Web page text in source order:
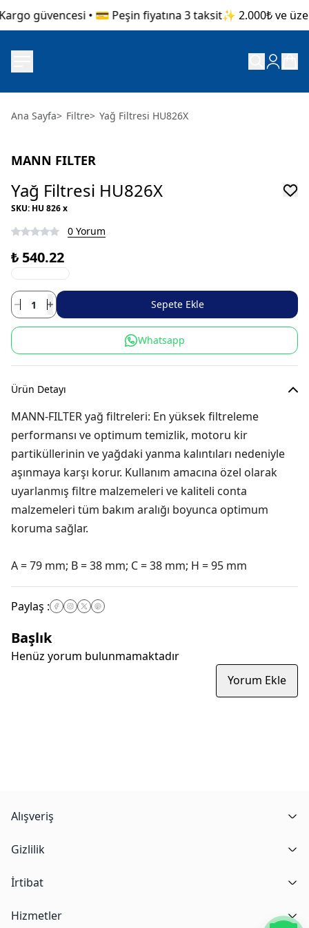
güvencesi • 💳 Peşin fiyatına 3 taksit✨ 2.000₺ ve
Ana Sayfa> Filtre> Yağ Filtresi HU826X
MANN FILTER
Yağ Filtresi HU826X
SKU: HU 826 x
0 Yorum
₺ 540.22
Sepete Ekle
Whatsapp
Ürün Detayı
MANN-FILTER yağ filtreleri: En yüksek filtreleme
performansı ve optimum temizlik, motoru kir
partiküllerinin ve yağdaki yanma kalıntıları nedeniyle
aşınmaya karşı korur. Kullanım amacına özel olarak
uyarlanmış filtre malzemeleri ve kaliteli conta
malzemeleri tüm bakım aralığı boyunca optimum
koruma sağlar.
A = 79 mm; B = 38 mm; C = 38 mm; H = 95 mm
Paylaş :
Başlık
Henüz yorum bulunmamaktadır
Yorum Ekle
Alışveriş
Gizlilik
İrtibat
Hizmetler